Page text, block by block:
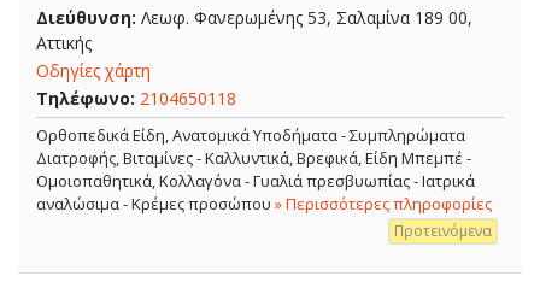
Διεύθυνση: Λεωφ. Φανερωμένης 53, Σαλαμίνα 189 00,
Αττικής
Οδηγίες χάρτη
Τηλέφωνο: 2104650118
Ορθοπεδικά Είδη, Ανατομικά Υποδήματα - Συμπληρώματα
Διατροφής, Βιταμίνες - Καλλυντικά, Βρεφικά, Είδη Μπεμπέ -
Ομοιοπαθητικά, Κολλαγόνα - Γυαλιά πρεσβυωπίας - Ιατρικά
αναλώσιμα - Κρέμες προσώπου » Περισσότερες πληροφορίες
Προτεινόμενα